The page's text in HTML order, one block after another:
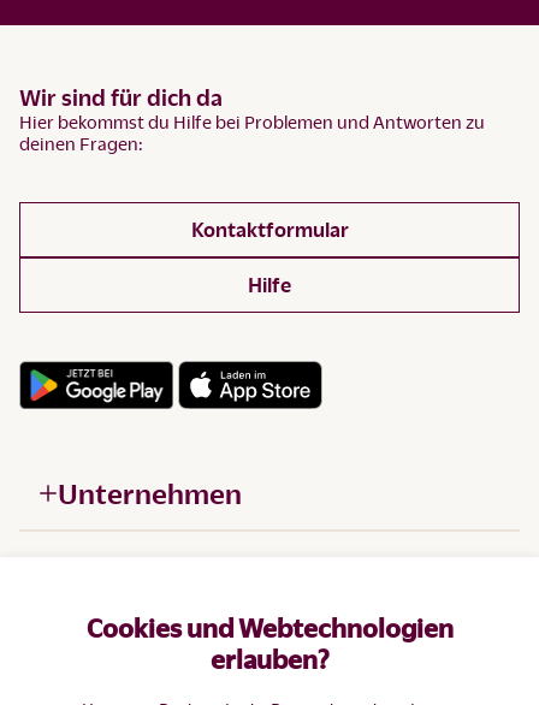
Cookies und Webtechnologien
erlauben?
Wir sind für dich da
Hier bekommst du Hilfe bei Problemen und Antworten zu
deinen Fragen:
Kontaktformular
Hilfe
Unternehmen
Produkte